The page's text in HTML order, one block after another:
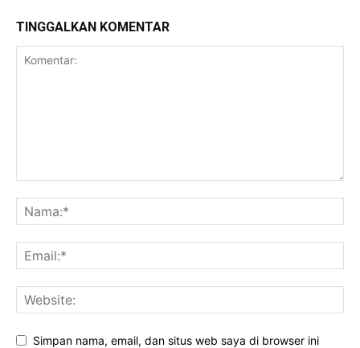
TINGGALKAN KOMENTAR
Simpan nama, email, dan situs web saya di browser ini